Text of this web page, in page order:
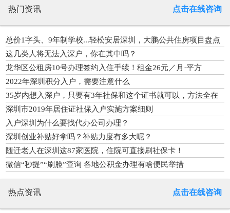
热门资讯 点击在线咨询
总价1字头、9年制学校...轻松安居深圳，大鹏公共住房项目盘点
这几类人将无法入深户，你在其中吗？
龙华区公租房10号办理签约入住手续！租金26元／月·平方
2022年深圳积分入户，需要注意什么
35岁内想入深户，只要有3年社保和这个证书就可以，方法全在
这里
深圳市2019年居住证社保入户实施方案细则
入户深圳为什么要找代办公司办理？
深圳创业补贴好拿吗？补贴力度有多大呢？
随迁老人在深圳这87家医院，住院可直接刷社保卡！
微信“秒提”“刷脸”查询 各地公积金办理有啥便民举措
热点资讯 点击在线咨询